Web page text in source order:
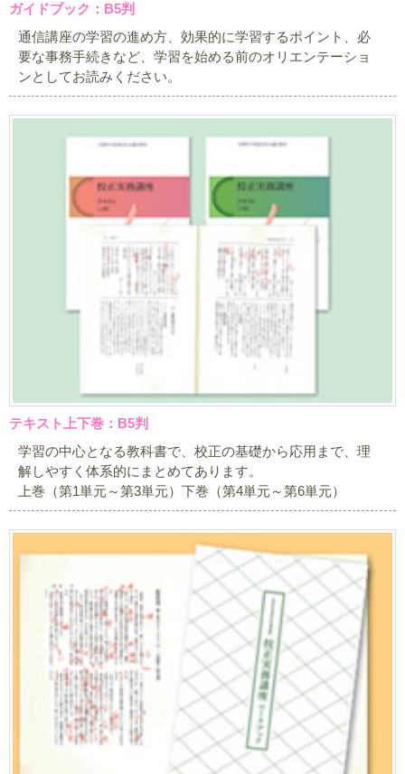
ガイドブック：B5判
通信講座の学習の進め方、効果的に学習するポイント、必
要な事務手続きなど、学習を始める前のオリエンテーショ
ンとしてお読みください。
テキスト上下巻：B5判
学習の中心となる教科書で、校正の基礎から応用まで、理
解しやすく体系的にまとめてあります。
上巻（第1単元～第3単元）下巻（第4単元～第6単元）